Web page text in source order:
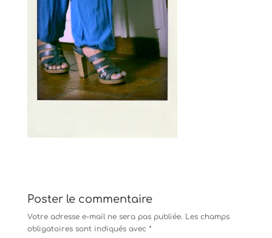
Poster le commentaire
Votre adresse e-mail ne sera pas publiée. Les champs
obligatoires sont indiqués avec *